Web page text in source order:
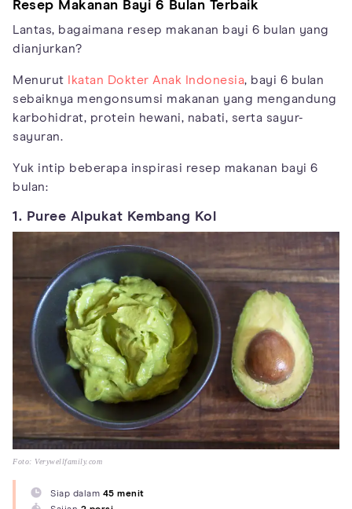
Resep Makanan Bayi 6 Bulan Terbaik
Lantas, bagaimana resep makanan bayi 6 bulan yang
dianjurkan?
Menurut Ikatan Dokter Anak Indonesia, bayi 6 bulan
sebaiknya mengonsumsi makanan yang mengandung
karbohidrat, protein hewani, nabati, serta sayur-
sayuran.
Yuk intip beberapa inspirasi resep makanan bayi 6
bulan:
1. Puree Alpukat Kembang Kol
Foto: Verywellfamily.com
Siap dalam 45 menit